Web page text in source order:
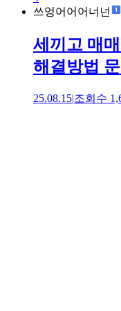
쓰엉어어어너넌
세끼고 매
해결방법
25.08.15|조회수